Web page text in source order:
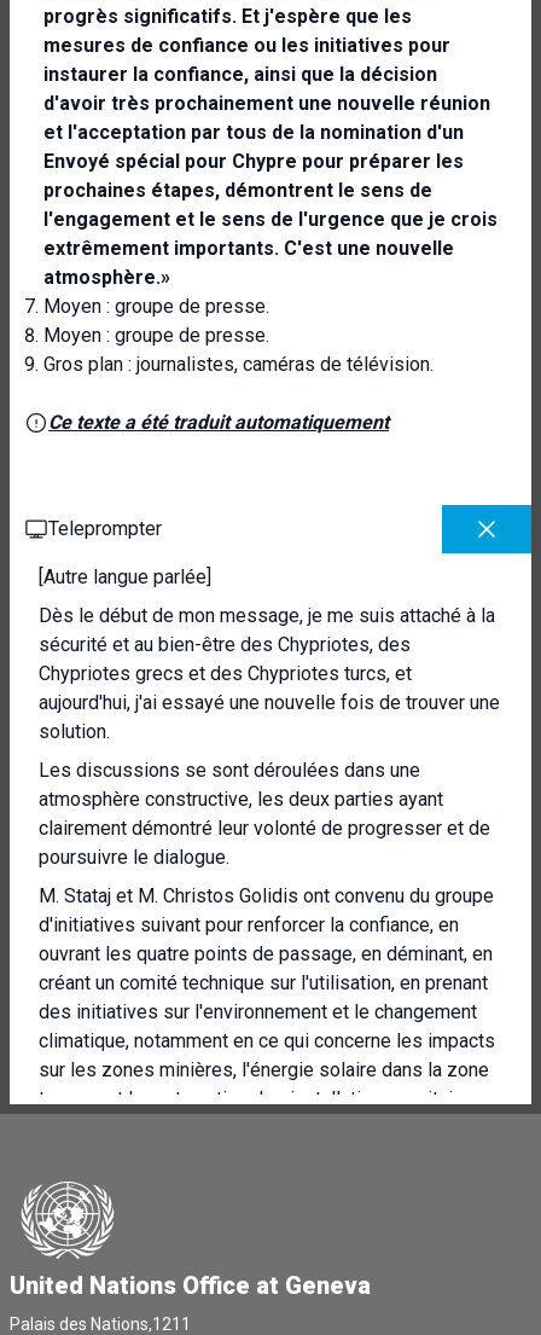
progrès significatifs. Et j'espère que les
mesures de confiance ou les initiatives pour
instaurer la confiance, ainsi que la décision
d'avoir très prochainement une nouvelle réunion
et l'acceptation par tous de la nomination d'un
Envoyé spécial pour Chypre pour préparer les
prochaines étapes, démontrent le sens de
l'engagement et le sens de l'urgence que je crois
extrêmement importants. C'est une nouvelle
atmosphère.»
Moyen : groupe de presse.
Moyen : groupe de presse.
Gros plan : journalistes, caméras de télévision.
Ce texte a été traduit automatiquement
Teleprompter
[Autre langue parlée]
Dès le début de mon message, je me suis attaché à la
sécurité et au bien-être des Chypriotes, des
Chypriotes grecs et des Chypriotes turcs, et
aujourd'hui, j'ai essayé une nouvelle fois de trouver une
solution.
Les discussions se sont déroulées dans une
atmosphère constructive, les deux parties ayant
clairement démontré leur volonté de progresser et de
poursuivre le dialogue.
M. Stataj et M. Christos Golidis ont convenu du groupe
d'initiatives suivant pour renforcer la confiance, en
ouvrant les quatre points de passage, en déminant, en
créant un comité technique sur l'utilisation, en prenant
des initiatives sur l'environnement et le changement
climatique, notamment en ce qui concerne les impacts
sur les zones minières, l'énergie solaire dans la zone
tampon et la restauration des installations sanitaires.
personnel pour préparer les prochaines étapes.
[Autre langue parlée]
[Autre langue parlée]
[Autre langue parlée]
United Nations Office at Geneva
Palais des Nations,1211